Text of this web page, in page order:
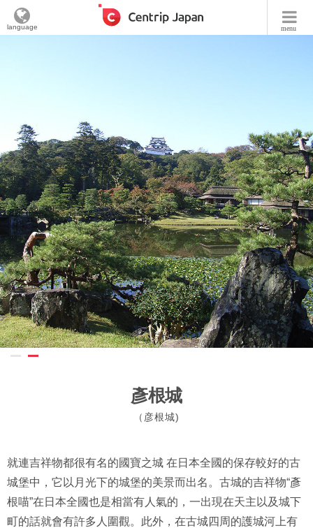
menu
language
彥根城
（彦根城)
就連吉祥物都很有名的國寶之城 在日本全國的保存較好的古
城堡中，它以月光下的城堡的美景而出名。古城的吉祥物“彥
根喵”在日本全國也是相當有人氣的，一出現在天主以及城下
町的話就會有許多人圍觀。此外，在古城四周的護城河上有